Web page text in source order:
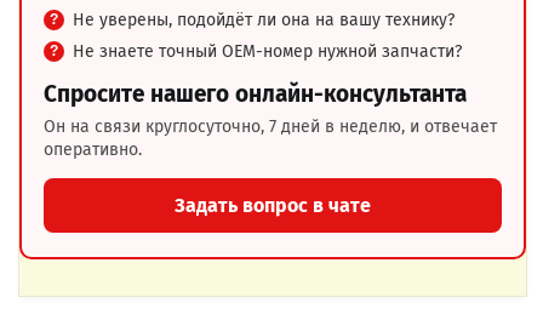
Не уверены, подойдёт ли она на вашу технику?
Не знаете точный OEM-номер нужной запчасти?
Спросите нашего онлайн-консультанта
Он на связи круглосуточно, 7 дней в неделю, и отвечает
оперативно.
Задать вопрос в чате